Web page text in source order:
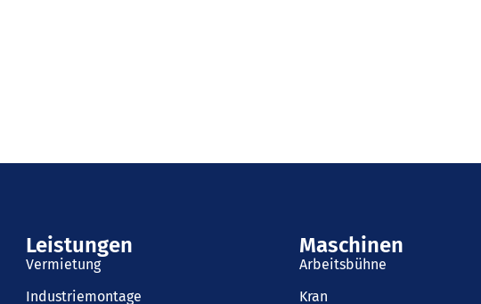
Leistungen
Vermietung
Industriemontage
Maschinen
Arbeitsbühne
Kran